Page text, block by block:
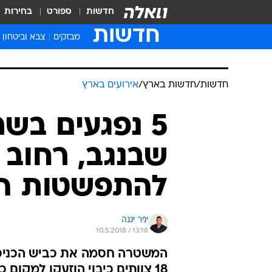
חדשות ספורט בחירות
חדשות מבזקים צבא וביטחון
חדשות/חדשות בארץ/אירועים בארץ
5 נפגעים
שבנגב,
להתפשטות
יניר יגנה
10.5.2018 / 13:18
המשטרה חסמה את כביש